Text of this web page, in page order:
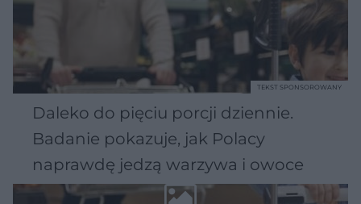
Daleko do pięciu porcji dziennie.
Badanie pokazuje, jak Polacy
naprawdę jedzą warzywa i owoce
TEKST SPONSOROWANY